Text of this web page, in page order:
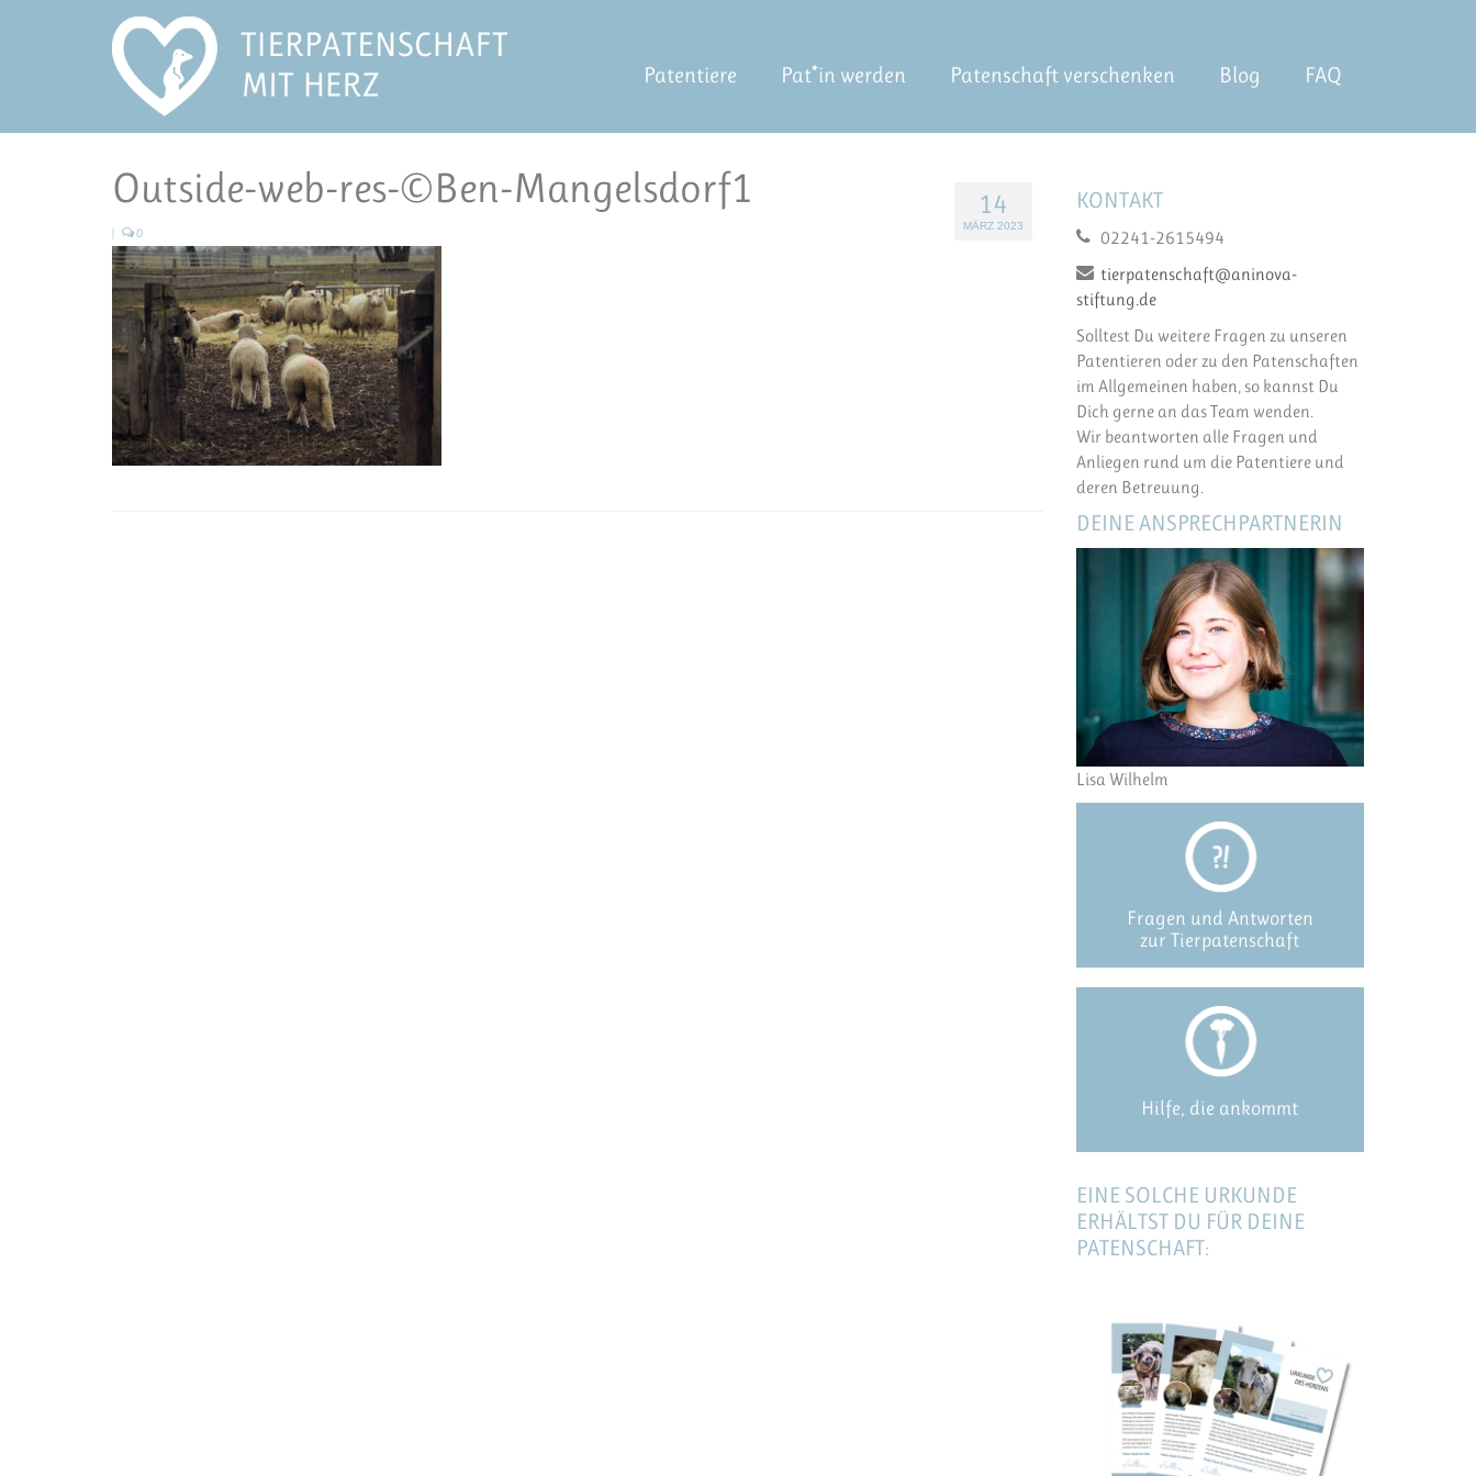
Patentiere Pat*in werden Patenschaft verschenken Blog FAQ
14
MÄRZ 2023
Outside-web-res-©Ben-Mangelsdorf1
0
KONTAKT
02241-2615494
tierpatenschaft@aninova-
stiftung.de
Solltest Du weitere Fragen zu unseren
Patentieren oder zu den Patenschaften
im Allgemeinen haben, so kannst Du
Dich gerne an das Team wenden.
Wir beantworten alle Fragen und
Anliegen rund um die Patentiere und
deren Betreuung.
DEINE ANSPRECHPARTNERIN
Lisa Wilhelm
Fragen und Antworten
zur Tierpatenschaft
Hilfe, die ankommt
EINE SOLCHE URKUNDE
ERHÄLTST DU FÜR DEINE
PATENSCHAFT: